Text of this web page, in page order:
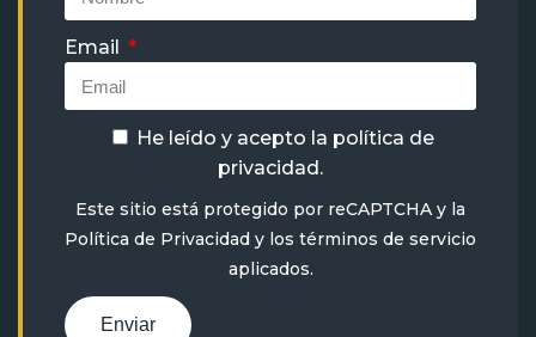
Email
He leído y acepto la política de
privacidad.
Este sitio está protegido por reCAPTCHA y la
Política de Privacidad y los términos de servicio
aplicados.
Enviar